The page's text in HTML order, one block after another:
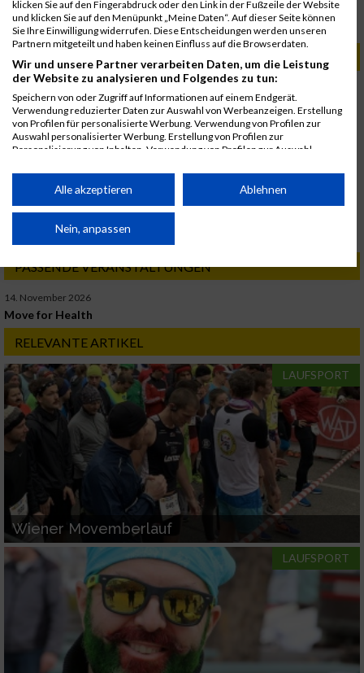
Copyright:
MaxFun Sports
ERGEBNISSE
Movemberlauf
Ergebnisse
24. November 2018
18. November 2017
Ergebnisse
PASSENDE VERANSTALTUNGEN
14. November 2026
Move for Health
RELEVANTE ARTIKEL
LAUFSPORT
Wiener Movemberlauf
LAUFSPORT
klicken Sie auf den Fingerabdruck oder den Link in der Fußzeile der Website
und klicken Sie auf den Menüpunkt „Meine Daten“. Auf dieser Seite können
Sie Ihre Einwilligung widerrufen. Diese Entscheidungen werden unseren
Partnern mitgeteilt und haben keinen Einfluss auf die Browserdaten.
Wir und unsere Partner verarbeiten Daten, um die Leistung
der Website zu analysieren und Folgendes zu tun:
Speichern von oder Zugriff auf Informationen auf einem Endgerät.
Verwendung reduzierter Daten zur Auswahl von Werbeanzeigen. Erstellung
von Profilen für personalisierte Werbung. Verwendung von Profilen zur
Auswahl personalisierter Werbung. Erstellung von Profilen zur
Personalisierung von Inhalten. Verwendung von Profilen zur Auswahl
Performance von Inhalten. Analyse von Zielgruppen durch Statistiken oder
Kombinationen von Daten aus verschiedenen Quellen. Entwicklung und
von Inhalten.
Daten können außerhalb der Europäischen Union weitergegeben und in die
Website/App.
Partnerliste anzeigen (1 IAB-Anbieter)
Wir nutzen Ihre Daten für folgende Zwecke:
IAB-Verarbeitungszwecke:
Speichern von oder Zugriff auf Informationen
auf einem Endgerät
Verwendung reduzierter Daten zur Auswahl
von Werbeanzeigen
Erstellung von Profilen für personalisierte
Werbung
Verwendung von Profilen zur Auswahl
personalisierter Werbung
Erstellung von Profilen zur Personalisierung
von Inhalten
Verwendung von Profilen zur Auswahl
personalisierter Inhalte
Alle akzeptieren Ablehnen
Nein, anpassen